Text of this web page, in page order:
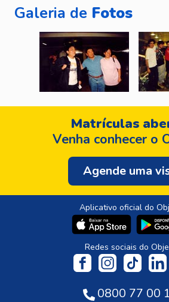
Galeria de Fotos
Matrículas
Venha conhecer o
Agende uma
Aplicativo oficial do
Redes sociais do
0800 77 00